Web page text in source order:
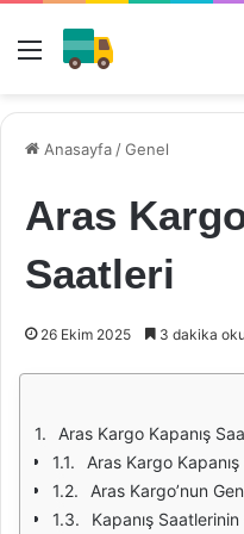
Menü
Anasayfa /Genel
Aras
Saatleri
26 Ekim 2025 3 dakika
Aras Kargo Kapanış
Aras Kargo
Aras Kargo’nun
Kapanış